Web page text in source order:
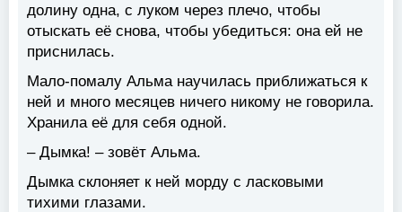
долину одна, с луком через плечо, чтобы
отыскать её снова, чтобы убедиться: она ей не
приснилась.
Мало-помалу Альма научилась приближаться к
ней и много месяцев ничего никому не говорила.
Хранила её для себя одной.
– Дымка! – зовёт Альма.
Дымка склоняет к ней морду с ласковыми
тихими глазами.